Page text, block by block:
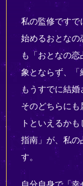
私の監修ですで
始めるおとなの
も「おとなの
象とならず、「
もうすでに結婚
そのどちらにも
トといえるか
指南」が、私の
す。